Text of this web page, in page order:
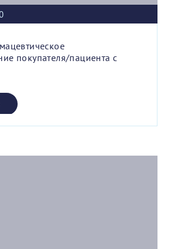
покупателя/пациента с